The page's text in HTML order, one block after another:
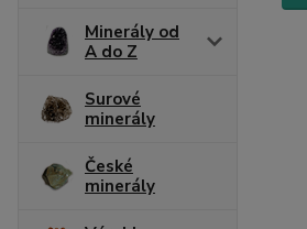
Minerály od
A do Z
Surové
minerály
České
minerály